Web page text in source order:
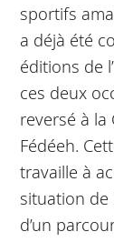
sportifs
a déjà été
éditions de
ces deux
reversé à
Fédéeh.
travaille à
situation
d’un